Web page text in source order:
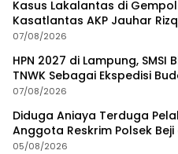
Kasus Lakalantas di
Kasatlantas AKP Jauhar
07/08/2026
HPN 2027 di Lampung,
TNWK Sebagai Ekspedisi
07/08/2026
Diduga Aniaya Terduga
Anggota Reskrim Polsek
05/08/2026